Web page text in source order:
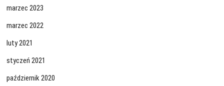
marzec 2023
marzec 2022
luty 2021
styczeń 2021
październik 2020